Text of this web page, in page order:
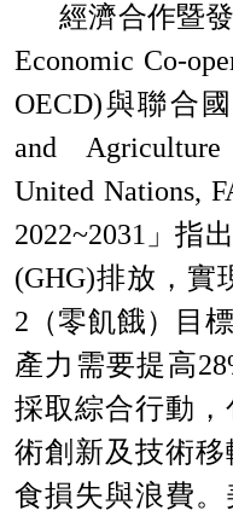
經濟合作暨
Economic Co-
OECD)與聯合
and
United Nations,
2022~2031 」指
(GHG)排放，實
2 （零飢餓）目
產力需要提高
採取綜合行動
術創新及技術
食損失與浪費